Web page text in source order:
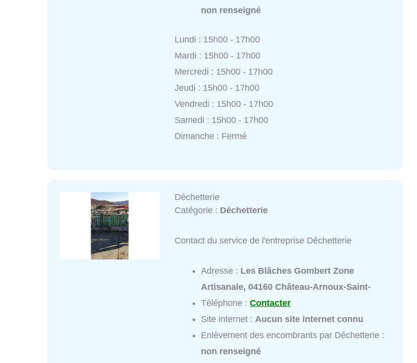
non renseigné
Lundi : 15h00 - 17h00
Mardi : 15h00 - 17h00
Mercredi : 15h00 - 17h00
Jeudi : 15h00 - 17h00
Vendredi : 15h00 - 17h00
Samedi : 15h00 - 17h00
Dimanche : Fermé
Déchetterie
Catégorie : Déchetterie
Contact du service de l'entreprise Déchetterie
Adresse : Les Blâches Gombert Zone
Artisanale, 04160 Château-Arnoux-Saint-
Téléphone :Contacter
Site internet : Aucun site internet connu
Enlèvement des encombrants par Déchetterie :
non renseigné